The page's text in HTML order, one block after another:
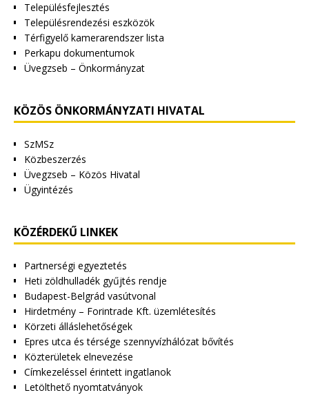
Településfejlesztés
Településrendezési eszközök
Térfigyelő kamerarendszer lista
Perkapu dokumentumok
Üvegzseb – Önkormányzat
KÖZÖS ÖNKORMÁNYZATI HIVATAL
SzMSz
Közbeszerzés
Üvegzseb – Közös Hivatal
Ügyintézés
KÖZÉRDEKŰ LINKEK
Partnerségi egyeztetés
Heti zöldhulladék gyűjtés rendje
Budapest-Belgrád vasútvonal
Hirdetmény – Forintrade Kft. üzemlétesítés
Körzeti álláslehetőségek
Epres utca és térsége szennyvízhálózat bővítés
Közterületek elnevezése
Címkezeléssel érintett ingatlanok
Letölthető nyomtatványok